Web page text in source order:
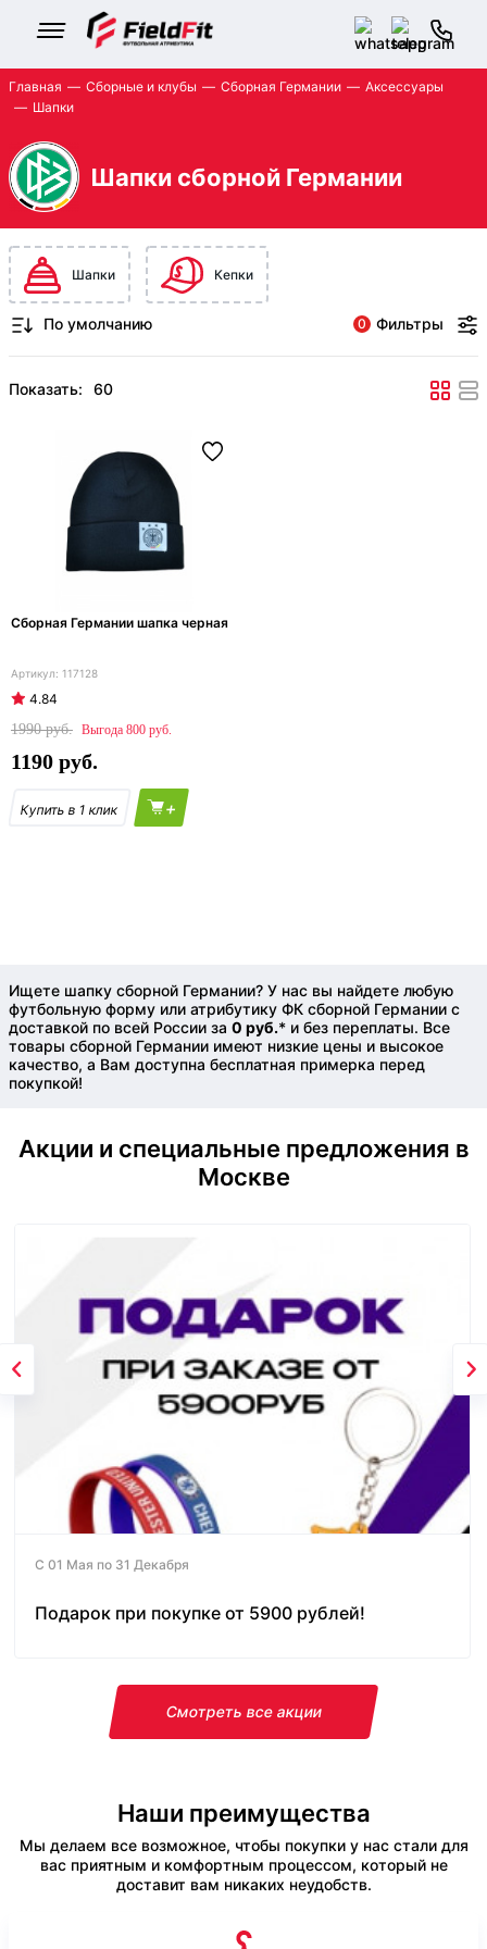
Главная Сборные и клубы Сборная Германии
Аксессуары
Шапки
Шапки сборной Германии
Шапки Кепки
0 Фильтры
Показать:
Сборная Германии шапка черная
117128
4.84
1990
800
1190
+
Ищете шапку сборной Германии? У нас вы найдете любую
футбольную форму или атрибутику ФК сборной Германии с
доставкой по всей России за 0 руб.* и без переплаты. Все
товары сборной Германии имеют низкие цены и высокое
качество, а Вам доступна бесплатная примерка перед
покупкой!
Акции и специальные предложения в
Москве
С 01 Мая по 31 Декабря
Подарок при покупке от 5900 рублей!
Смотреть все акции
Наши преимущества
Мы делаем все возможное, чтобы покупки у нас стали для
вас приятным и комфортным процессом, который не
доставит вам никаких неудобств.